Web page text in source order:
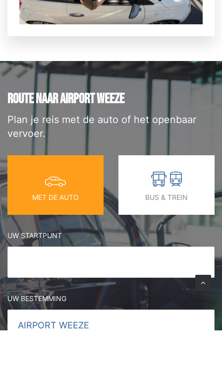
ROUTE NAAR AIRPORT WEEZE
Plan je reis met de auto of het openbaar
vervoer.
MET DE AUTO BUS & TREIN
UW STARTPUNT
UW BESTEMMING